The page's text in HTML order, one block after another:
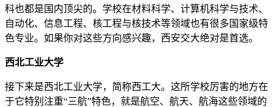
科也都是国内顶尖的。学校在材料科学、计算机科学与技术、
自动化、信息工程、核工程与核技术等领域也有很多国家级特
色专业。如果你对这些方向感兴趣，西安交大绝对是首选。
西北工业大学
接下来是西北工业大学，简称西工大。这所学校厉害的地方在
于它特别注重“三航”特色，就是航空、航天、航海这些领域的